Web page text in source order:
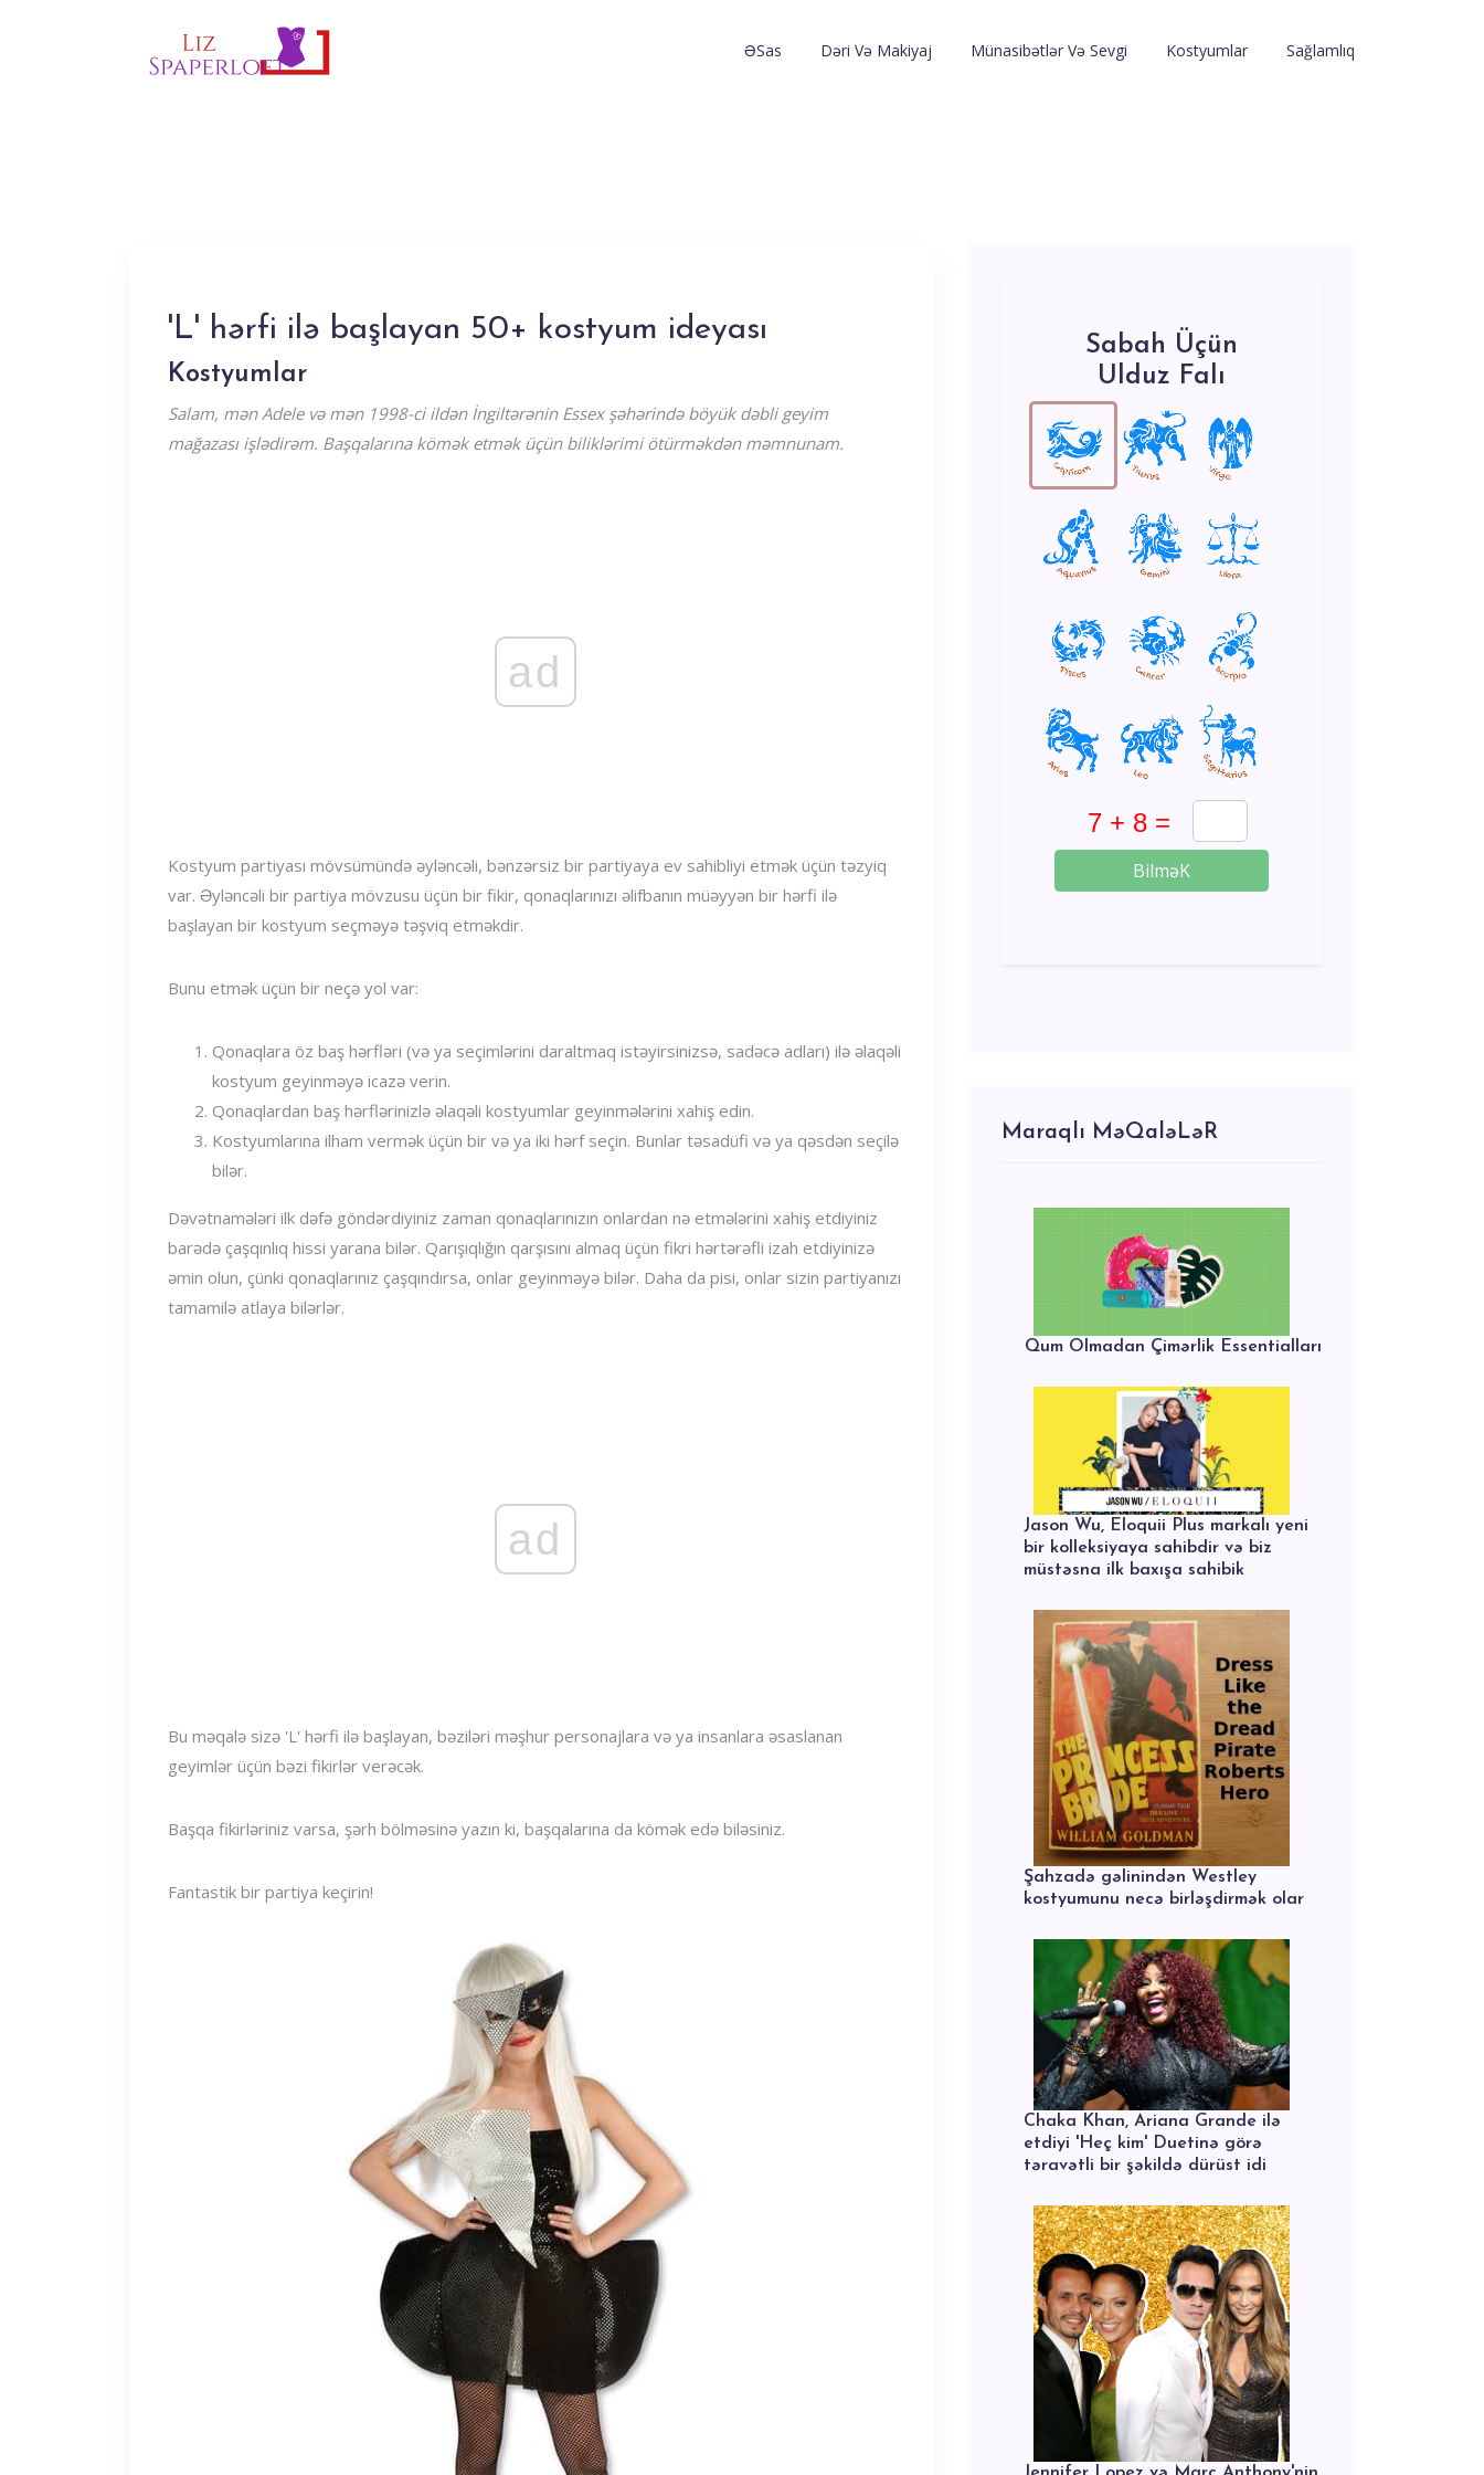
ƏSas Dəri Və Makiyaj Münasibətlər Və Sevgi Kostyumlar Sağlamlıq
'L' hərfi ilə başlayan 50+ kostyum ideyası
Kostyumlar
Salam, mən Adele və mən 1998-ci ildən İngiltərənin Essex şəhərində böyük dəbli geyim
mağazası işlədirəm. Başqalarına kömək etmək üçün biliklərimi ötürməkdən məmnunam.
ad
Kostyum partiyası mövsümündə əyləncəli, bənzərsiz bir partiyaya ev sahibliyi etmək üçün təzyiq
var. Əyləncəli bir partiya mövzusu üçün bir fikir, qonaqlarınızı əlifbanın müəyyən bir hərfi ilə
başlayan bir kostyum seçməyə təşviq etməkdir.
Bunu etmək üçün bir neçə yol var:
Qonaqlara öz baş hərfləri (və ya seçimlərini daraltmaq istəyirsinizsə, sadəcə adları) ilə əlaqəli
kostyum geyinməyə icazə verin.
Qonaqlardan baş hərflərinizlə əlaqəli kostyumlar geyinmələrini xahiş edin.
Kostyumlarına ilham vermək üçün bir və ya iki hərf seçin. Bunlar təsadüfi və ya qəsdən seçilə
bilər.
Dəvətnamələri ilk dəfə göndərdiyiniz zaman qonaqlarınızın onlardan nə etmələrini xahiş etdiyiniz
barədə çaşqınlıq hissi yarana bilər. Qarışıqlığın qarşısını almaq üçün fikri hərtərəfli izah etdiyinizə
əmin olun, çünki qonaqlarınız çaşqındırsa, onlar geyinməyə bilər. Daha da pisi, onlar sizin partiyanızı
tamamilə atlaya bilərlər.
ad
Bu məqalə sizə 'L' hərfi ilə başlayan, bəziləri məşhur personajlara və ya insanlara əsaslanan
geyimlər üçün bəzi fikirlər verəcək.
Başqa fikirləriniz varsa, şərh bölməsinə yazın ki, başqalarına da kömək edə biləsiniz.
Fantastik bir partiya keçirin!
Sabah Üçün
Ulduz Falı
BilməK
Maraqlı MəQaləLəR
Qum Olmadan Çimərlik Essentialları
Jason Wu, Eloquii Plus markalı yeni
bir kolleksiyaya sahibdir və biz
müstəsna ilk baxışa sahibik
Şahzadə gəlinindən Westley
kostyumunu necə birləşdirmək olar
Chaka Khan, Ariana Grande ilə
etdiyi 'Heç kim' Duetinə görə
təravətli bir şəkildə dürüst idi